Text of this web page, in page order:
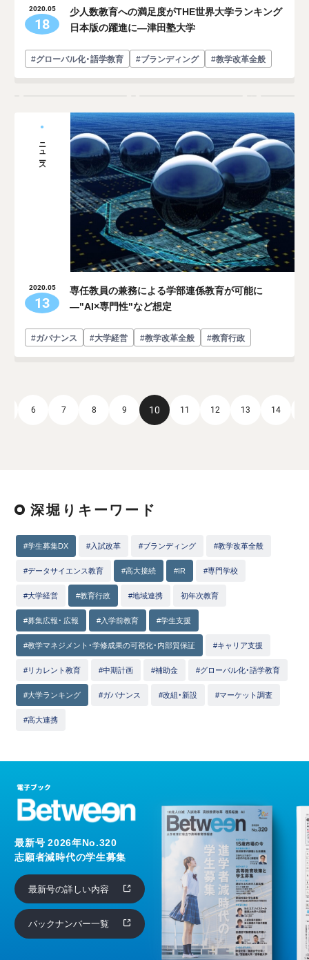
2020.05
18
少人数教育への満足度がTHE世界大学ランキング
日本版の躍進に―津田塾大学
#グローバル化・語学教育 #ブランディング #教学改革全般
ニュース
2020.05
13
専任教員の兼務による学部連係教育が可能に
―"AI×専門性"など想定
#ガバナンス #大学経営 #教学改革全般 #教育行政
6 7 8 9 10 11 12 13 14
深堀りキーワード
#学生募集DX #入試改革 #ブランディング #教学改革全般
#データサイエンス教育 #高大接続 #IR #専門学校
#大学経営 #教育行政 #地域連携 初年次教育
#募集広報・ 広報 #入学前教育 #学生支援
#教学マネジメント・学修成果の可視化・内部質保証 #キャリア支援
#リカレント教育 #中期計画 #補助金 #グローバル化・語学教育
#大学ランキング #ガバナンス #改組・新設 #マーケット調査
#高大連携
最新号 2026年No.320
志願者減時代の学生募集
最新号の詳しい内容
バックナンバー一覧